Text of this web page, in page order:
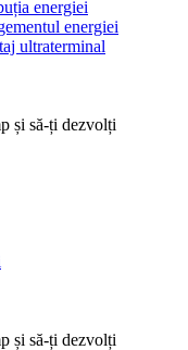
energiei
energiei
ultraterminal
și să-ți dezvolți
și să-ți dezvolți